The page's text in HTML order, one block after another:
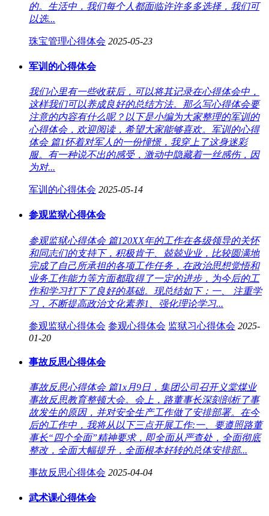
的。生活中，我们每个人都面临许许多多选择，我们可
以选...
珠宝管理心得体会 2025-05-23
军训的心得体会
我们心里有一些收获后，可以将其记录在心得体会中，
这样我们可以养成良好的总结方法。那么写心得体会要
注意的内容有什么呢？以下是小编为大家整理的军训的
心得体会，欢迎阅读，希望大家能够喜欢。军训的心得
体会 篇1怀着对军人的一份憧憬，我穿上了这身迷彩
服。有一种说不出的感受，激动中隐藏着一丝感伤，因
为对...
军训的心得体会 2025-05-14
参观监狱心得体会
参观监狱心得体会 篇120XX年的工作在各级领导的关怀
和同志们的支持下，积极肯干、兢兢业业，比较圆满地
完成了自己所承担的各项工作任务，在政治思想觉悟和
业务工作能力等方面都取得了一定的进步，为今后的工
作和学习打下了良好的基础。现总结如下：一、 注重学
习，不断提高政治文化素养1、强化理论学习...
参观监狱心得体会 参观心得体会 监狱习心得体会 2025-
01-20
事故反思心得体会
事故反思心得体会 篇1x月9日，集团公司召开义棠煤业
事故反思教育整顿大会。会上，路董事长深刻剖析了事
故发生的原因，并对安全生产工作做了安排部署。在今
后的工作中，我将从以下三点开展工作:一、要遵照路董
事长“四个全面”精神要求，即全面从严查处，全面彻底
整改，全面大幅提升，全面根本好转的总体安排部...
事故反思心得体会 2025-04-04
武术课心得体会